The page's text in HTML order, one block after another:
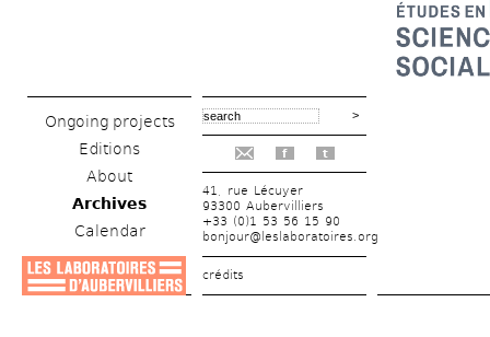
Ongoing projects
Editions
About
Archives
Calendar
f t
41, rue Lécuyer
93300 Aubervilliers
+33 (0)1 53 56 15 90
bonjour@leslaboratoires.org
crédits